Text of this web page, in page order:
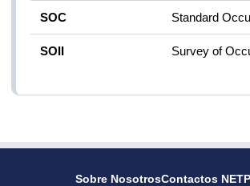
SOC Standard
SOII Survey of
Sobre NosotrosContactos NET